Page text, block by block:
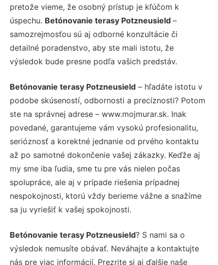
pretože vieme, že osobný prístup je kľúčom k
úspechu. Betónovanie terasy Potzneusield –
samozrejmosťou sú aj odborné konzultácie či
detailné poradenstvo, aby ste mali istotu, že
výsledok bude presne podľa vašich predstáv.
Betónovanie terasy Potzneusield – hľadáte istotu v
podobe skúseností, odbornosti a precíznosti? Potom
ste na správnej adrese – www.mojmurar.sk. Inak
povedané, garantujeme vám vysokú profesionalitu,
serióznosť a korektné jednanie od prvého kontaktu
až po samotné dokončenie vašej zákazky. Keďže aj
my sme iba ľudia, sme tu pre vás nielen počas
spolupráce, ale aj v prípade riešenia prípadnej
nespokojnosti, ktorú vždy berieme vážne a snažíme
sa ju vyriešiť k vašej spokojnosti.
Betónovanie terasy Potzneusield? S nami sa o
výsledok nemusíte obávať. Neváhajte a kontaktujte
nás pre viac informácií. Prezrite si aj ďalšie naše